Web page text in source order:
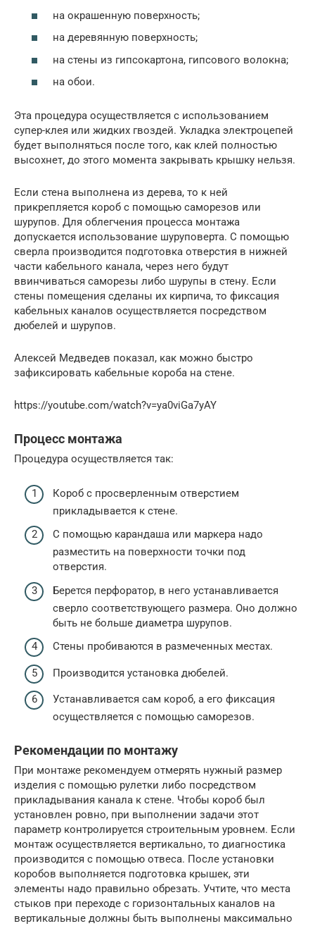
на окрашенную поверхность;
на деревянную поверхность;
на стены из гипсокартона, гипсового волокна;
на обои.
Эта процедура осуществляется с использованием
супер-клея или жидких гвоздей. Укладка электроцепей
будет выполняться после того, как клей полностью
высохнет, до этого момента закрывать крышку нельзя.
Если стена выполнена из дерева, то к ней
прикрепляется короб с помощью саморезов или
шурупов. Для облегчения процесса монтажа
допускается использование шуруповерта. С помощью
сверла производится подготовка отверстия в нижней
части кабельного канала, через него будут
ввинчиваться саморезы либо шурупы в стену. Если
стены помещения сделаны их кирпича, то фиксация
кабельных каналов осуществляется посредством
дюбелей и шурупов.
Алексей Медведев показал, как можно быстро
зафиксировать кабельные короба на стене.
https://youtube.com/watch?v=ya0viGa7yAY
Процесс монтажа
Процедура осуществляется так:
Короб с просверленным отверстием
прикладывается к стене.
С помощью карандаша или маркера надо
разместить на поверхности точки под
отверстия.
Берется перфоратор, в него устанавливается
сверло соответствующего размера. Оно должно
быть не больше диаметра шурупов.
Стены пробиваются в размеченных местах.
Производится установка дюбелей.
Устанавливается сам короб, а его фиксация
осуществляется с помощью саморезов.
Рекомендации по монтажу
При монтаже рекомендуем отмерять нужный размер
изделия с помощью рулетки либо посредством
прикладывания канала к стене. Чтобы короб был
установлен ровно, при выполнении задачи этот
параметр контролируется строительным уровнем. Если
монтаж осуществляется вертикально, то диагностика
производится с помощью отвеса. После установки
коробов выполняется подготовка крышек, эти
элементы надо правильно обрезать. Учтите, что места
стыков при переходе с горизонтальных каналов на
вертикальные должны быть выполнены максимально